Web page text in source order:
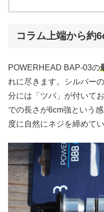
コラム上端から約
POWERHEAD BAP-03の
れに尽きます。シルバー
分には「ツバ」が付いて
での長さが6cm強という
度に自然にネジを締めて